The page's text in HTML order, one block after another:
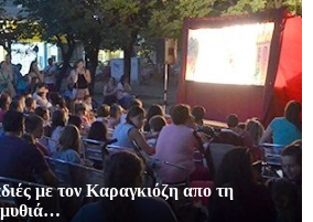
με τον Καραγκιόζη απο τη